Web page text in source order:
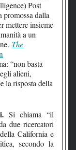
Post
promossa dalla
mettere insieme
a un
The
“non basta
alieni,
la risposta della
Si chiama “il
due ricercatori
California e
secondo la